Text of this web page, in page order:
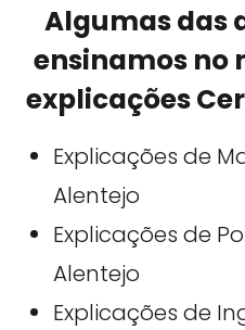
Algumas das
ensinamos no
explicações
Explicações de
Alentejo
Explicações de
Alentejo
Explicações de